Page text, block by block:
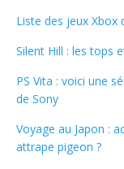
Liste des jeux Xbox
Silent Hill : les tops
PS Vita : voici une
de Sony
Voyage au Japon :
attrape pigeon ?